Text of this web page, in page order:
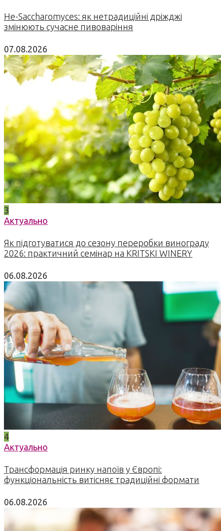
Не-Saccharomyces: як нетрадиційні дріжджі
змінюють сучасне пивоваріння
07.08.2026
3
Актуально
Як підготуватися до сезону переробки винограду
2026: практичний семінар на KRITSKI WINERY
06.08.2026
4
Актуально
Трансформація ринку напоїв у Європі:
функціональність витісняє традиційні формати
06.08.2026